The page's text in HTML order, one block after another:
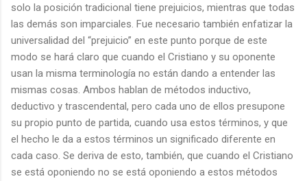
solo la posición tradicional tiene prejuicios, mientras que todas
las demás son imparciales. Fue necesario también enfatizar la
universalidad del “prejuicio” en este punto porque de este
modo se hará claro que cuando el Cristiano y su oponente
usan la misma terminología no están dando a entender las
mismas cosas. Ambos hablan de métodos inductivo,
deductivo y trascendental, pero cada uno de ellos presupone
su propio punto de partida, cuando usa estos términos, y que
el hecho le da a estos términos un significado diferente en
cada caso. Se deriva de esto, también, que cuando el Cristiano
se está oponiendo no se está oponiendo a estos métodos